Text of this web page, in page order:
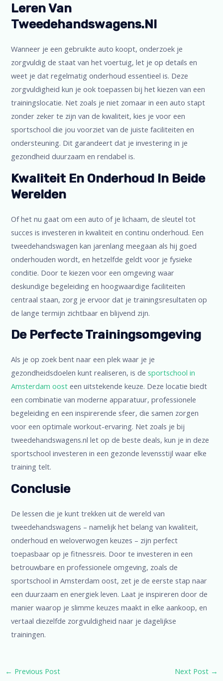
Leren Van
Tweedehandswagens.nl
Wanneer je een gebruikte auto koopt, onderzoek je
zorgvuldig de staat van het voertuig, let je op details en
weet je dat regelmatig onderhoud essentieel is. Deze
zorgvuldigheid kun je ook toepassen bij het kiezen van een
trainingslocatie. Net zoals je niet zomaar in een auto stapt
zonder zeker te zijn van de kwaliteit, kies je voor een
sportschool die jou voorziet van de juiste faciliteiten en
ondersteuning. Dit garandeert dat je investering in je
gezondheid duurzaam en rendabel is.
Kwaliteit En Onderhoud In Beide
Werelden
Of het nu gaat om een auto of je lichaam, de sleutel tot
succes is investeren in kwaliteit en continu onderhoud. Een
tweedehandswagen kan jarenlang meegaan als hij goed
onderhouden wordt, en hetzelfde geldt voor je fysieke
conditie. Door te kiezen voor een omgeving waar
deskundige begeleiding en hoogwaardige faciliteiten
centraal staan, zorg je ervoor dat je trainingsresultaten op
de lange termijn zichtbaar en blijvend zijn.
De Perfecte Trainingsomgeving
Als je op zoek bent naar een plek waar je je
gezondheidsdoelen kunt realiseren, is desportschool in
Amsterdam oost een uitstekende keuze. Deze locatie biedt
een combinatie van moderne apparatuur, professionele
begeleiding en een inspirerende sfeer, die samen zorgen
voor een optimale workout-ervaring. Net zoals je bij
tweedehandswagens.nl let op de beste deals, kun je in deze
sportschool investeren in een gezonde levensstijl waar elke
training telt.
Conclusie
De lessen die je kunt trekken uit de wereld van
tweedehandswagens – namelijk het belang van kwaliteit,
onderhoud en weloverwogen keuzes – zijn perfect
toepasbaar op je fitnessreis. Door te investeren in een
betrouwbare en professionele omgeving, zoals de
sportschool in Amsterdam oost, zet je de eerste stap naar
een duurzaam en energiek leven. Laat je inspireren door de
manier waarop je slimme keuzes maakt in elke aankoop, en
vertaal diezelfde zorgvuldigheid naar je dagelijkse
trainingen.
← Previous Post Next Post →